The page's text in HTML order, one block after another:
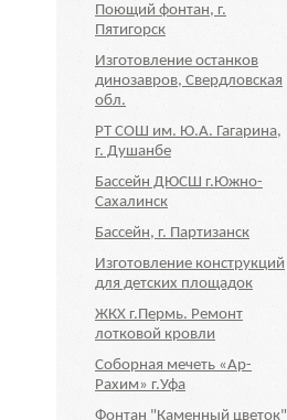
Поющий фонтан, г.
Пятигорск
Изготовление останков
динозавров, Свердловская
обл.
РТ СОШ им. Ю.А. Гагарина,
г. Душанбе
Бассейн ДЮСШ г.Южно-
Сахалинск
Бассейн, г. Партизанск
Изготовление конструкций
для детских площадок
ЖКХ г.Пермь. Ремонт
лотковой кровли
Соборная мечеть «Ар-
Рахим» г.Уфа
Фонтан "Каменный цветок"